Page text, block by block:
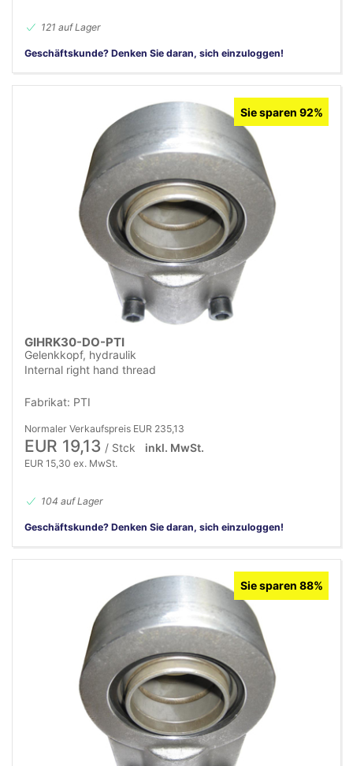
121 auf Lager
Geschäftskunde? Denken Sie daran, sich einzuloggen!
Sie sparen 92%
GIHRK30-DO-PTI
Gelenkkopf, hydraulik
Internal right hand thread
Fabrikat: PTI
Normaler Verkaufspreis EUR 235,13
EUR 19,13 / Stck inkl. MwSt.
EUR 15,30 ex. MwSt.
104 auf Lager
Geschäftskunde? Denken Sie daran, sich einzuloggen!
Sie sparen 88%